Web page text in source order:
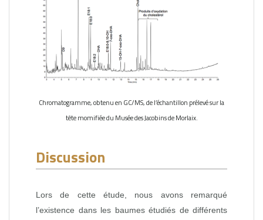
Chromatogramme, obtenu en GC/MS, de l’échantillon prélevé sur la
tête momifiée du Musée des Jacobins de Morlaix.
Discussion
Lors de cette étude, nous avons remarqué
l’existence dans les baumes étudiés de différents